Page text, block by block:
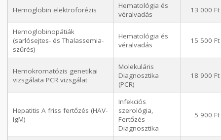
Hemoglobin elektroforézis
Hematológia és
véralvadás
13 000 Ft
Hemoglobinopátiák
(sarlósejtes- és Thalassemia-
szűrés)
Hematológia és
véralvadás
15 500 Ft
Hemokromatózis genetikai
vizsgálata PCR vizsgálat
Molekuláris
Diagnosztika
(PCR)
18 900 Ft
Hepatitis A friss fertőzés (HAV-
IgM)
Infekciós
szerológia,
Fertőzés
Diagnosztika
5 900 Ft